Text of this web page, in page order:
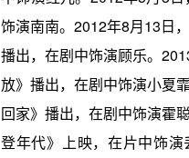
饰演南南。2012年8月13日
播出，在剧中饰演顾乐。
放》播出，在剧中饰演小夏
回家》播出，在剧中饰演霍
登年代》上映，在片中饰